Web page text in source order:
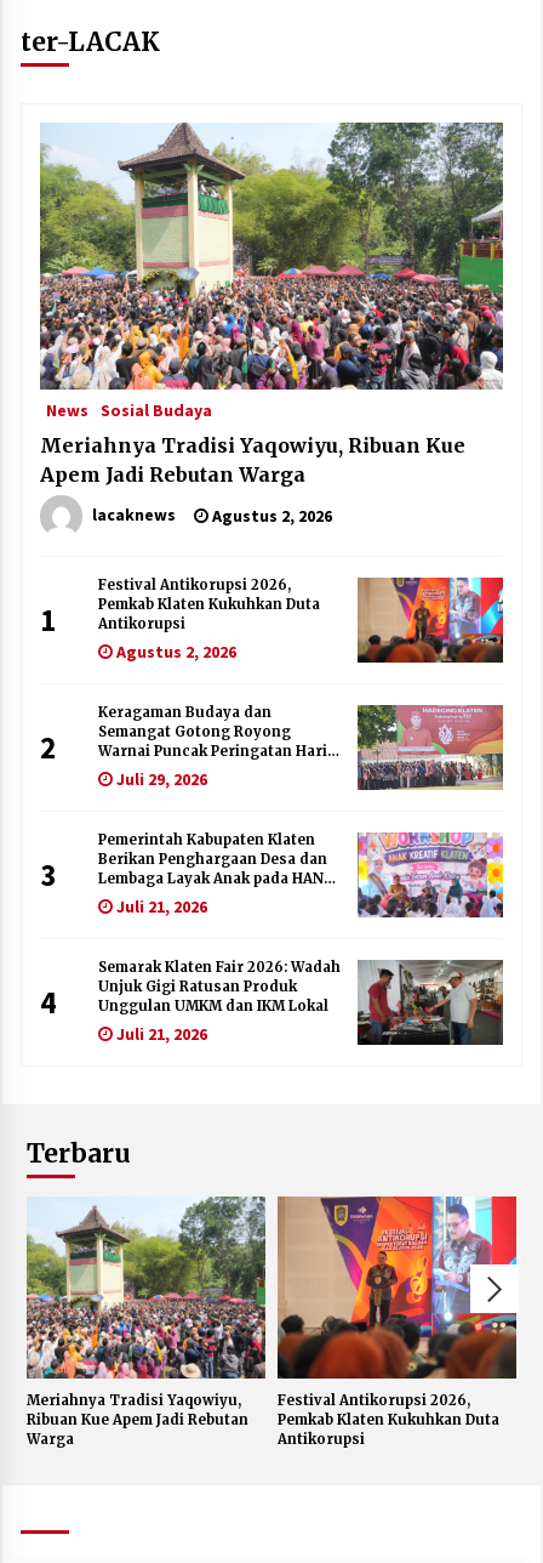
ter-LACAK
News Sosial Budaya
Meriahnya Tradisi Yaqowiyu, Ribuan Kue
Apem Jadi Rebutan Warga
lacaknews Agustus 2, 2026
1
Festival Antikorupsi 2026,
Pemkab Klaten Kukuhkan Duta
Antikorupsi
Agustus 2, 2026
2
Keragaman Budaya dan
Semangat Gotong Royong
Warnai Puncak Peringatan Hari
Jadi Klaten ke-222
Juli 29, 2026
3
Pemerintah Kabupaten Klaten
Berikan Penghargaan Desa dan
Lembaga Layak Anak pada HAN
2026Juli 21, 2026
4
Semarak Klaten Fair 2026: Wadah
Unjuk Gigi Ratusan Produk
Unggulan UMKM dan IKM Lokal
Juli 21, 2026
Terbaru
Meriahnya Tradisi Yaqowiyu,
Ribuan Kue Apem Jadi Rebutan
Warga
Festival Antikorupsi 2026,
Pemkab Klaten Kukuhkan Duta
Antikorupsi